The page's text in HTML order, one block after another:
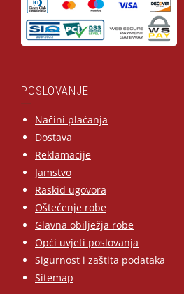
POSLOVANJE
Načini plaćanja
Dostava
Reklamacije
Jamstvo
Raskid ugovora
Oštećenje robe
Glavna obilježja robe
Opći uvjeti poslovanja
Sigurnost i zaštita podataka
Sitemap